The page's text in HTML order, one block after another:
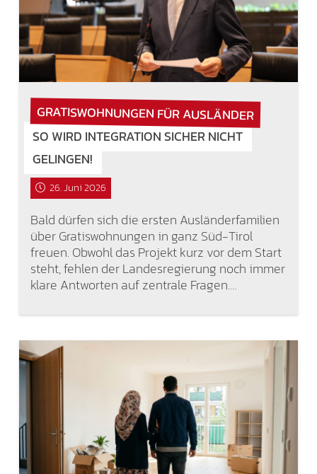
GRATISWOHNUNGEN FÜR AUSLÄNDER
SO WIRD INTEGRATION SICHER NICHT
GELINGEN!
26. Juni 2026
Bald dürfen sich die ersten Ausländerfamilien
über Gratiswohnungen in ganz Süd-Tirol
freuen. Obwohl das Projekt kurz vor dem Start
steht, fehlen der Landesregierung noch immer
klare Antworten auf zentrale Fragen.…